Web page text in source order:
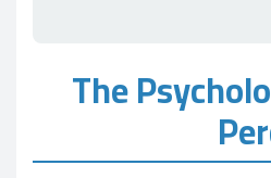
2. The